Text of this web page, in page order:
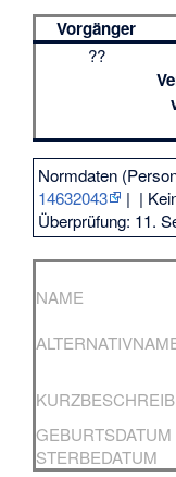
Vorgänger
??
Normdaten
14632043
| |
Überprüfung: 11.
NAME
GEBURTSDATUM
STERBEDATUM